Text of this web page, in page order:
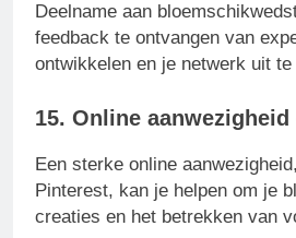
Deelname aan
feedback te ontvangen van
ontwikkelen en je netwerk uit
15. Online
Een sterke online
Pinterest, kan je helpen om je
creaties en het betrekken van